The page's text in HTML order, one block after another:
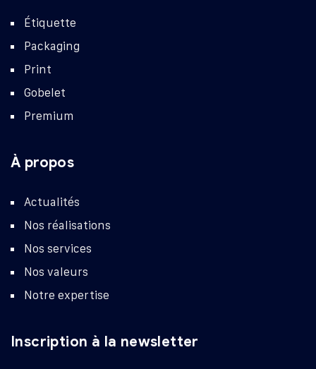
Étiquette
Packaging
Print
Gobelet
Premium
À propos
Actualités
Nos réalisations
Nos services
Nos valeurs
Notre expertise
Inscription à la newsletter